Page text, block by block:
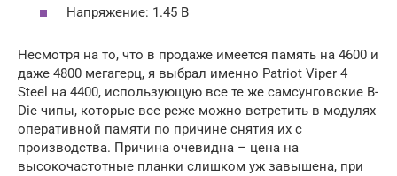
Напряжение: 1.45 В
Несмотря на то, что в продаже имеется память на 4600 и
даже 4800 мегагерц, я выбрал именно Patriot Viper 4
Steel на 4400, использующую все те же самсунговские B-
Die чипы, которые все реже можно встретить в модулях
оперативной памяти по причине снятия их с
производства. Причина очевидна – цена на
высокочастотные планки слишком уж завышена, при